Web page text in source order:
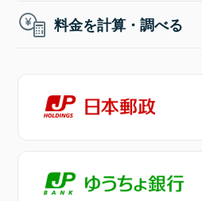
料金を計算・調べる